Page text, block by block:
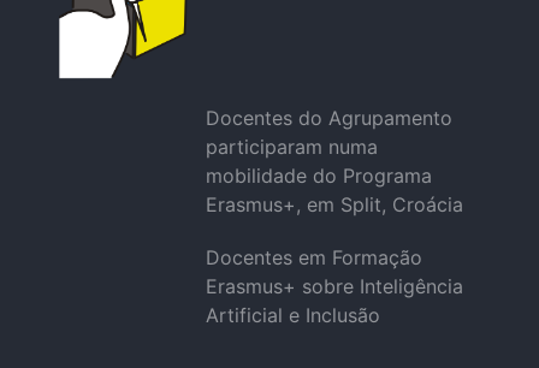
Docentes do Agrupamento
participaram numa
mobilidade do Programa
Erasmus+, em Split, Croácia
Docentes em Formação
Erasmus+ sobre Inteligência
Artificial e Inclusão